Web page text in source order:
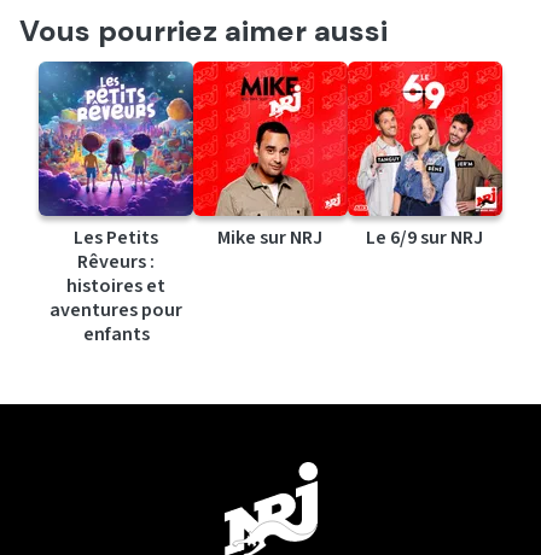
Vous pourriez aimer aussi
Les Petits
Rêveurs :
histoires et
aventures pour
enfants
Mike sur NRJ Le 6/9 sur NRJ